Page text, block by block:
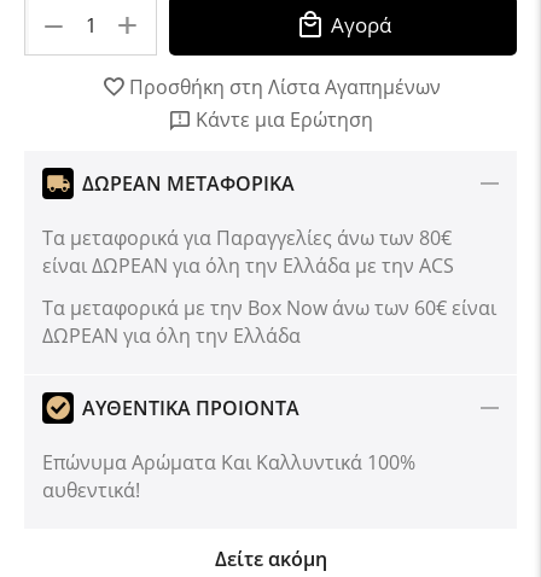
+
− Αγορά
Προσθήκη στη Λίστα Αγαπημένων
Κάντε μια Ερώτηση
ΔΩΡΕΑΝ ΜΕΤΑΦΟΡΙΚΑ
Τα μεταφορικά για Παραγγελίες άνω των 80€
είναι ΔΩΡΕΑΝ για όλη την Ελλάδα με την ACS
Tα μεταφορικά με την Box Now άνω των 60€ είναι
ΔΩΡΕΑΝ για όλη την Ελλάδα
ΑΥΘΕΝΤΙΚΑ ΠΡΟΙΟΝΤΑ
Επώνυμα Αρώματα Και Καλλυντικά 100%
αυθεντικά!
Δείτε ακόμη